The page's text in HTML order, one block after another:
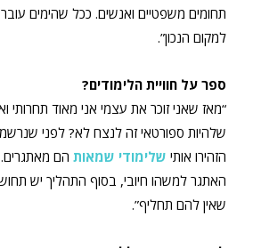
תחומים משפטיים ואנשים. ככל שהימים
למקום הנכון”.
ספר על חוויית הלימודים?
“מאז שאני זוכר את עצמי אני מאוד תחרותי
שלהיות ספורטאי זה לנצח לא? לפני
הזהירו אותי שלימודי שמאות הם
האתגר למשהו חיובי, בסוף התהליך יש
שאין להם תחליף”.